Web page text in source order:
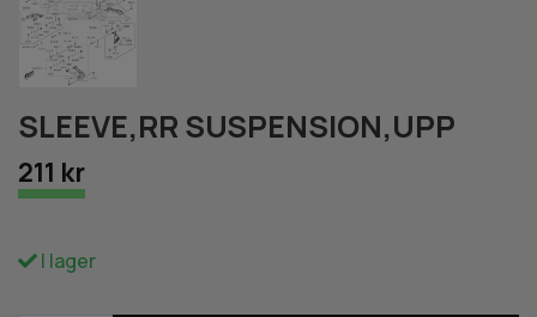
SLEEVE,RR SUSPENSION,UPP
211 kr
I lager